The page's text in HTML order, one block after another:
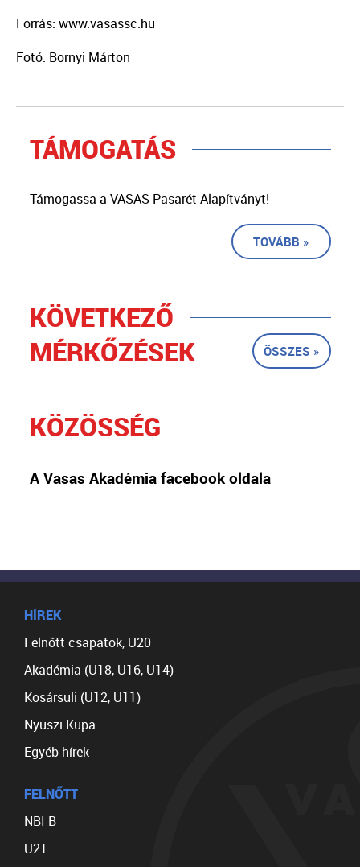
Forrás: www.vasassc.hu
Fotó: Bornyi Márton
TÁMOGATÁS
Támogassa a VASAS-Pasarét Alapítványt!
TOVÁBB »
KÖVETKEZŐ
MÉRKŐZÉSEK
ÖSSZES »
KÖZÖSSÉG
A Vasas Akadémia facebook oldala
HÍREK
Felnőtt csapatok, U20
Akadémia (U18, U16, U14)
Kosársuli (U12, U11)
Nyuszi Kupa
Egyéb hírek
FELNŐTT
NBI B
U21